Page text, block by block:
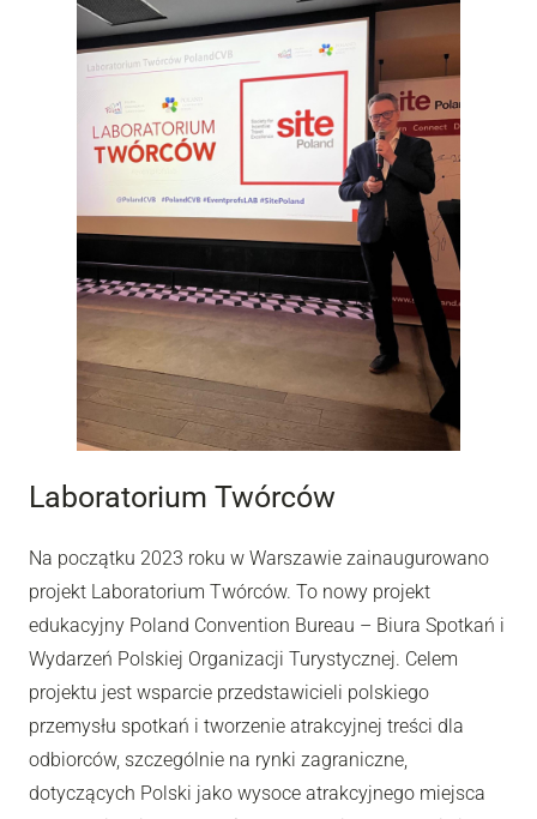
Laboratorium Twórców
Na początku 2023 roku w Warszawie zainaugurowano
projekt Laboratorium Twórców. To nowy projekt
edukacyjny Poland Convention Bureau – Biura Spotkań i
Wydarzeń Polskiej Organizacji Turystycznej. Celem
projektu jest wsparcie przedstawicieli polskiego
przemysłu spotkań i tworzenie atrakcyjnej treści dla
odbiorców, szczególnie na rynki zagraniczne,
dotyczących Polski jako wysoce atrakcyjnego miejsca